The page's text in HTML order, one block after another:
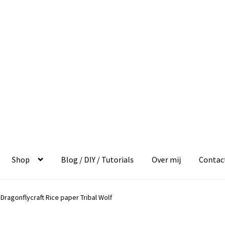
Shop Blog / DIY / Tutorials Over mij
Dragonflycraft Rice paper Tribal Wolf